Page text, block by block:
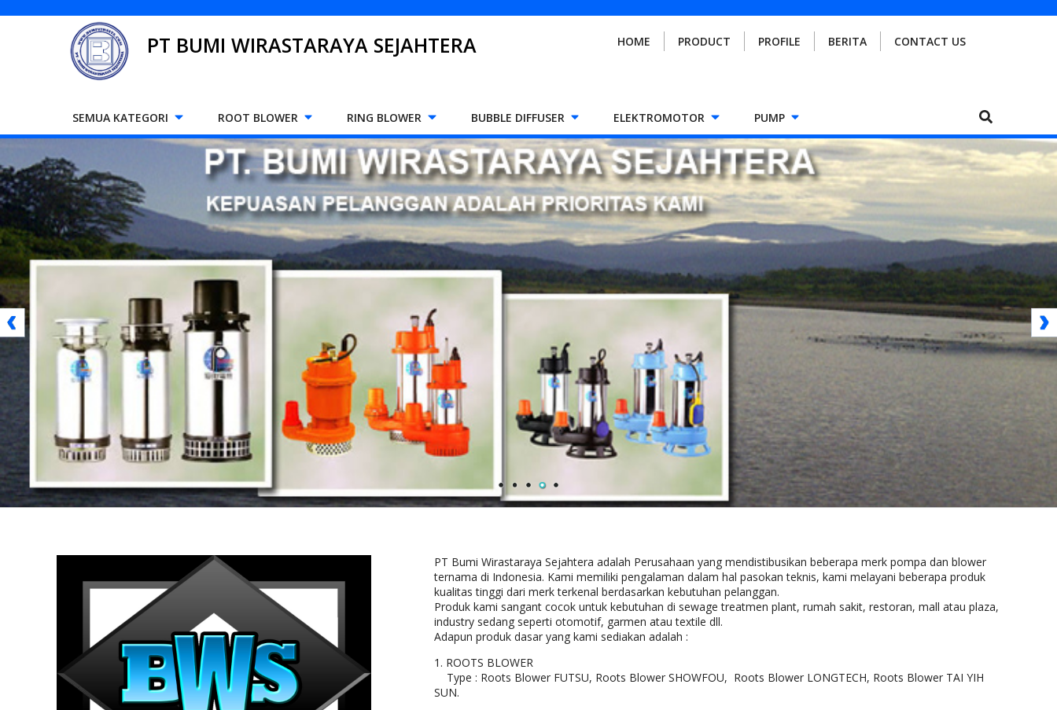
PT BUMI WIRASTARAYA SEJAHTERA HOME PRODUCT PROFILE BERITA CONTACT US
SEMUA KATEGORI ROOT BLOWER RING BLOWER BUBBLE DIFFUSER ELEKTROMOTOR PUMP
PT Bumi Wirastaraya Sejahtera adalah Perusahaan yang mendistibusikan beberapa merk pompa dan blower
ternama di Indonesia. Kami memiliki pengalaman dalam hal pasokan teknis, kami melayani beberapa produk
kualitas tinggi dari merk terkenal berdasarkan kebutuhan pelanggan.
Produk kami sangant cocok untuk kebutuhan di sewage treatmen plant, rumah sakit, restoran, mall atau plaza,
industry sedang seperti otomotif, garmen atau textile dll.
Adapun produk dasar yang kami sediakan adalah :
1. ROOTS BLOWER
Type : Roots Blower FUTSU, Roots Blower SHOWFOU, Roots Blower LONGTECH, Roots Blower TAI YIH
SUN.